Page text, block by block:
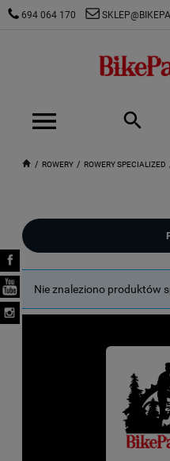
694 064 170
ROWERY ROWERY SPECIALIZED
Nie znaleziono produktów